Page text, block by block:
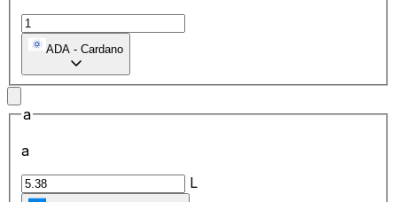
ADA - Cardano
a
a
L